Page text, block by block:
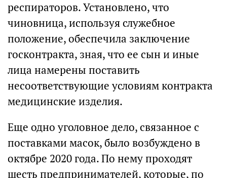
респираторов. Установлено, что
чиновница, используя служебное
положение, обеспечила заключение
госконтракта, зная, что ее сын и иные
лица намерены поставить
несоответствующие условиям контракта
медицинские изделия.
Еще одно уголовное дело, связанное с
поставками масок, было возбуждено в
октябре 2020 года. По нему проходят
шесть предпринимателей, которые, по